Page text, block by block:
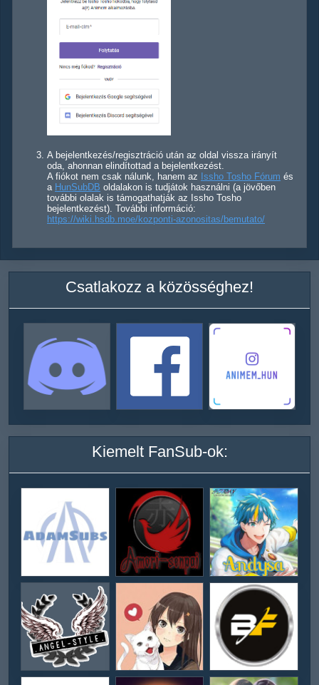
A bejelentkezés/regisztráció után az oldal vissza irányít
oda, ahonnan elindítottad a bejelentkezést.
A fiókot nem csak nálunk, hanem az Issho Tosho Fórum és
a HunSubDB oldalakon is tudjátok használni (a jövőben
további olalak is támogathatják az Issho Tosho
bejelentkezést). További információ:
https://wiki.hsdb.moe/kozponti-azonositas/bemutato/
Csatlakozz a közösséghez!
Kiemelt FanSub-ok: